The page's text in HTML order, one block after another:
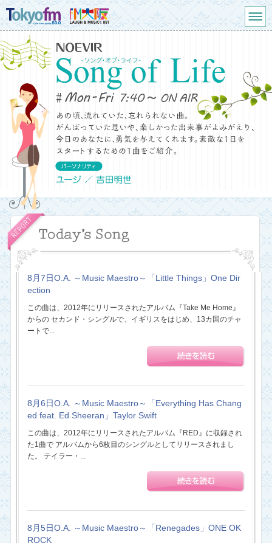
8月7日O.A. ～Music Maestro～「Little Things」One Dir
ection
この曲は、2012年にリリースされたアルバム『Take Me Home』
からの セカンド・シングルで、イギリスをはじめ、13カ国のチャ
ートで...
8月6日O.A. ～Music Maestro～「Everything Has Chang
ed feat. Ed Sheeran」Taylor Swift
この曲は、2012年にリリースされたアルバム『RED』に収録され
た1曲で アルバムから6枚目のシングルとしてリリースされまし
た。 テイラー・...
8月5日O.A. ～Music Maestro～「Renegades」ONE OK
ROCK